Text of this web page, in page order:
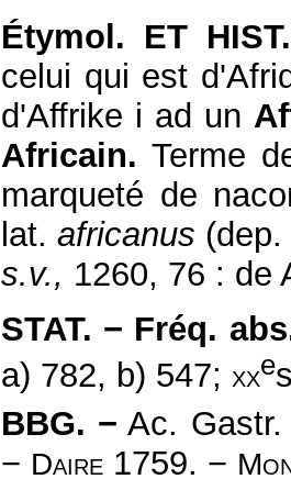
Étymol. ET
celui qui est
d'Affrike i ad un
Africain. Terme
marqueté de
lat. africanus (dep.
s.v., 1260, 76 : de
STAT. − Fréq.
a) 782, b) 547; xxe
BBG. − Ac.
− Daire 1759. −